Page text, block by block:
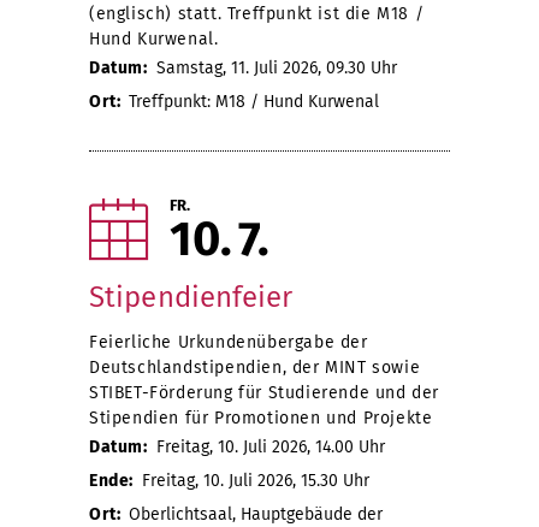
(englisch) statt. Treffpunkt ist die M18 /
Hund Kurwenal.
Datum: Samstag, 11. Juli 2026, 09.30 Uhr
Ort: Treffpunkt: M18 / Hund Kurwenal
FR.
10 7
Stipendienfeier
Feierliche Urkundenübergabe der
Deutschlandstipendien, der MINT sowie
STIBET-Förderung für Studierende und der
Stipendien für Promotionen und Projekte
Datum: Freitag, 10. Juli 2026, 14.00 Uhr
Ende: Freitag, 10. Juli 2026, 15.30 Uhr
Ort: Oberlichtsaal, Hauptgebäude der